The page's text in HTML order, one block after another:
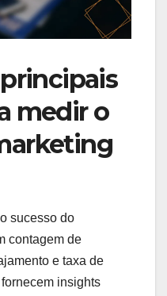
medir o
sucesso do
contagem de
e taxa de
insights